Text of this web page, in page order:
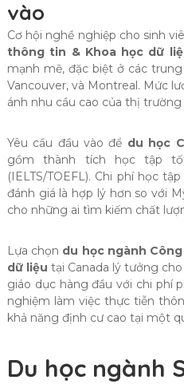
vào
Cơ hội nghề nghiệp cho sinh
thông tin & Khoa học dữ
mạnh mẽ, đặc biệt ở các
Vancouver, và Montreal. Mức
ánh nhu cầu cao của thị trường
Yêu cầu đầu vào để du học
gồm thành tích học tập
(IELTS/TOEFL). Chi phí học
đánh giá là hợp lý hơn so với
cho những ai tìm kiếm chất
Lựa chọn du học ngành
dữ liệu tại Canada lý tưởng
giáo dục hàng đầu với chi phí
nghiệm làm việc thực tiễn
khả năng định cư cao tại một
Du học ngành